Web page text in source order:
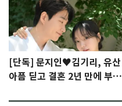
[단독] 문지인♥김기리, 유산
아픔 딛고 결혼 2년 만에 부모